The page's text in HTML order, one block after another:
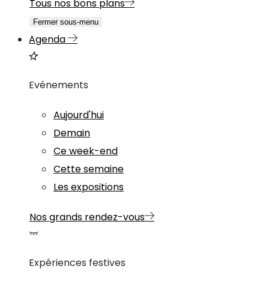
Tous nos bons plans
Fermer sous-menu
Agenda
Evénements
Aujourd'hui
Demain
Ce week-end
Cette semaine
Les expositions
Nos grands rendez-vous
Expériences festives